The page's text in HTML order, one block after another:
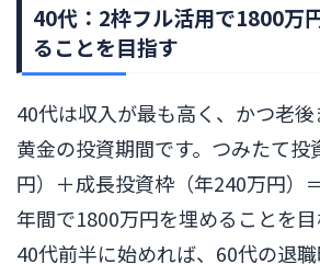
40代：2枠フル活用で1800万
ることを目指す
40代は収入が最も高く、かつ老
黄金の投資期間です。つみたて投
円）＋成長投資枠（年240万円）
年間で1800万円を埋めることを目
40代前半に始めれば、60代の退